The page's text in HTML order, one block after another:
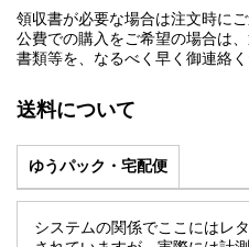
領収書が必要な場合は注文時にご
公費での購入をご希望の場合は
書類等を、なるべく早く御連絡く
送料について
ゆうパック・宅配便
システムの関係でここにはレ